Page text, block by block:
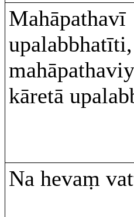
Mahāpathavī
upalabbhatīti,
kāretā
Na hevaṃ